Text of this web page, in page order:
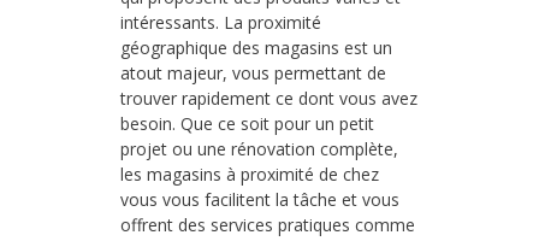
intéressants. La proximité
géographique des magasins est un
atout majeur, vous permettant de
trouver rapidement ce dont vous avez
besoin. Que ce soit pour un petit
projet ou une rénovation complète,
les magasins à proximité de chez
vous vous facilitent la tâche et vous
offrent des services pratiques comme